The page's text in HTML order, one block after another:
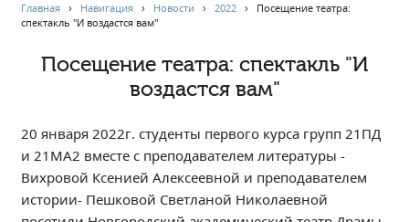
НАВИГАЦИЯ
Главная
Профессионалитет
Опрос по качеству образования
Новости
Наблюдательный совет
Главная › Навигация › Новости ›2022 › Посещение театра:
спектакль "И воздастся вам"
Посещение театра: спектакль "И
воздастся вам"
20 января 2022г. студенты первого курса групп 21ПД
и 21МА2 вместе с преподавателем литературы -
Вихровой Ксенией Алексеевной и преподавателем
истории- Пешковой Светланой Николаевной